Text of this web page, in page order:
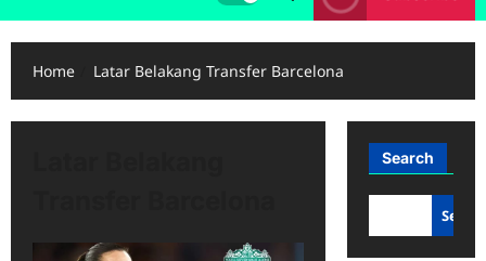
Home Latar Belakang Transfer Barcelona
Search